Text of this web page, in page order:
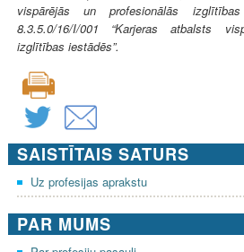
vispārējās un profesionālās
8.3.5.0/16/I/001 “Karjeras atbalsts
izglītības iestādēs”.
SAISTĪTAIS SATURS
Uz profesijas aprakstu
PAR MUMS